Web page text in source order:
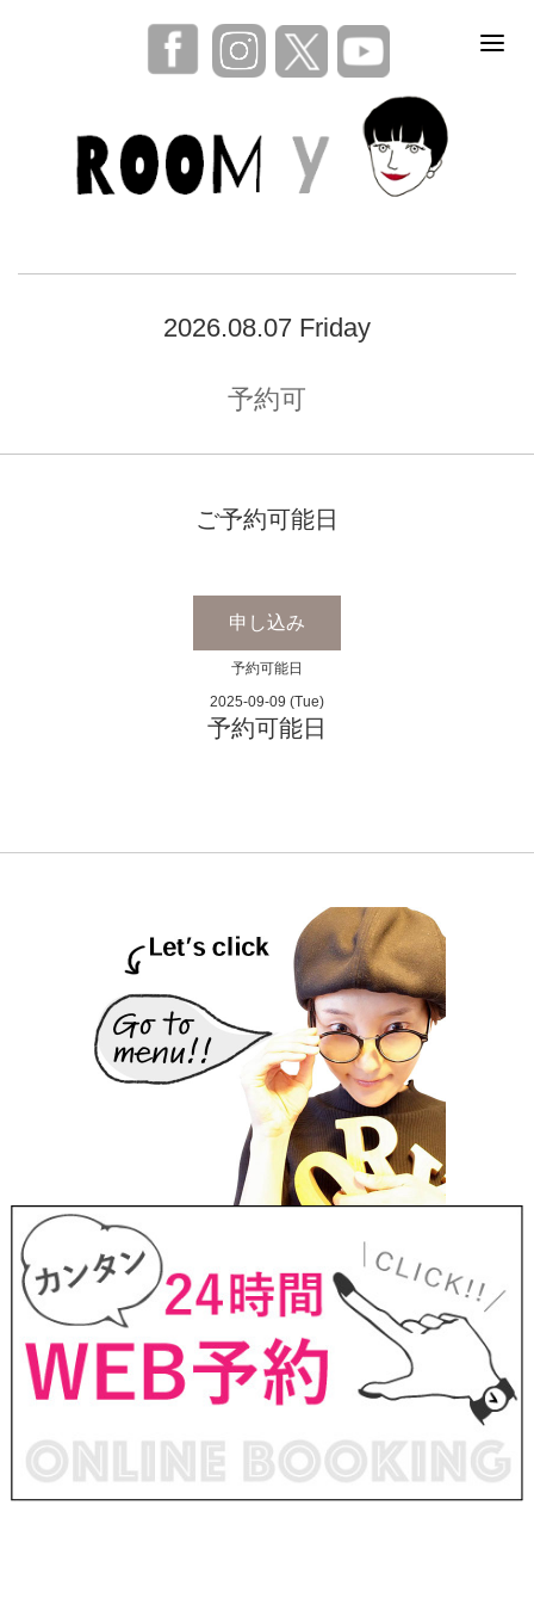
2026.08.07 Friday
予約可
ご予約可能日
申し込み
予約可能日
2025-09-09 (Tue)
予約可能日